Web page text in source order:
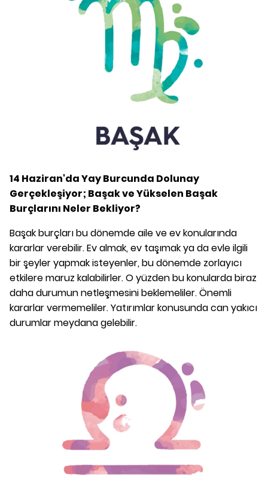
14 Haziran'da Yay Burcunda Dolunay
Gerçekleşiyor; Başak ve Yükselen Başak
Burçlarını Neler Bekliyor?
Başak burçları bu dönemde aile ve ev konularında
kararlar verebilir. Ev almak, ev taşımak ya da evle ilgili
bir şeyler yapmak isteyenler, bu dönemde zorlayıcı
etkilere maruz kalabilirler. O yüzden bu konularda biraz
daha durumun netleşmesini beklemeliler. Önemli
kararlar vermemeliler. Yatırımlar konusunda can yakıcı
durumlar meydana gelebilir.